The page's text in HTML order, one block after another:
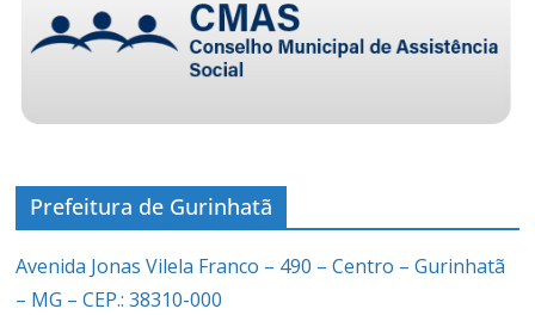
Prefeitura de Gurinhatã
Avenida Jonas Vilela Franco – 490 – Centro – Gurinhatã
– MG – CEP.: 38310-000